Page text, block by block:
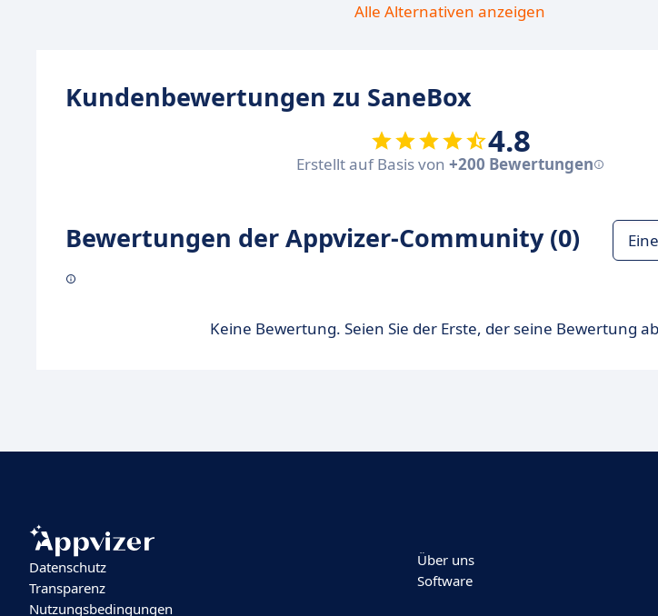
Alle Alternativen anzeigen
Kundenbewertungen zu SaneBox
4.8
Erstellt auf Basis von +200 Bewertungen
Bewertungen der Appvizer-Community (0)
Keine Bewertung. Seien Sie der Erste, der seine Bewertung
Datenschutz
Transparenz
Nutzungsbedingungen
Über uns
Software